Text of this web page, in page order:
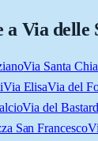
a Via delle
Via Santa
Via ElisaVia del
Via del
San Francesco